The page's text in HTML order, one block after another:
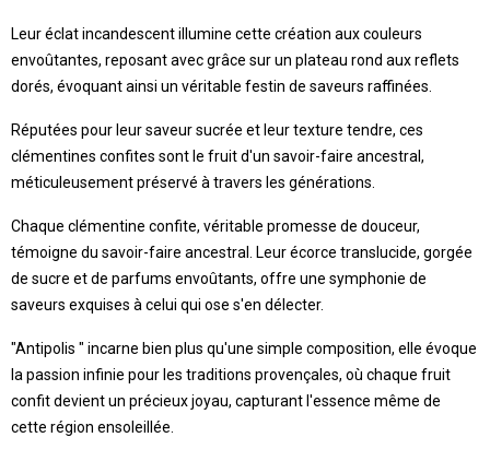
Leur éclat incandescent illumine cette création aux couleurs
envoûtantes, reposant avec grâce sur un plateau rond aux reflets
dorés, évoquant ainsi un véritable festin de saveurs raffinées.
Réputées pour leur saveur sucrée et leur texture tendre, ces
clémentines confites sont le fruit d'un savoir-faire ancestral,
méticuleusement préservé à travers les générations.
Chaque clémentine confite, véritable promesse de douceur,
témoigne du savoir-faire ancestral. Leur écorce translucide, gorgée
de sucre et de parfums envoûtants, offre une symphonie de
saveurs exquises à celui qui ose s'en délecter.
"Antipolis " incarne bien plus qu'une simple composition, elle évoque
la passion infinie pour les traditions provençales, où chaque fruit
confit devient un précieux joyau, capturant l'essence même de
cette région ensoleillée.